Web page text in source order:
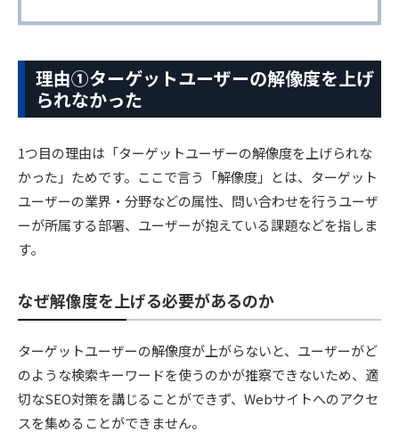
理由①ターゲットユーザーの解像度を上げ
られなかった
1つ目の理由は「ターゲットユーザーの解像度を上げられな
かった」ためです。ここで言う「解像度」とは、ターゲット
ユーザーの業界・分野などの属性、問い合わせを行うユーザ
ーが所属する部署、ユーザーが抱えている課題などを指しま
す。
なぜ解像度を上げる必要があるのか
ターゲットユーザーの解像度が上がらないと、ユーザーがど
のような検索キーワードを使うのかが推察できないため、適
切なSEO対策を講じることができず、Webサイトへのアクセ
スを集めることができません。